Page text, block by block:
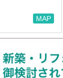
MAP